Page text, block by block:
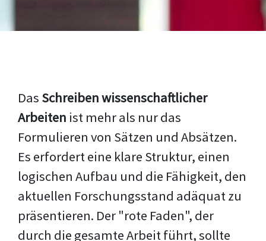
Das Schreiben wissenschaftlicher
Arbeiten ist mehr als nur das
Formulieren von Sätzen und Absätzen.
Es erfordert eine klare Struktur, einen
logischen Aufbau und die Fähigkeit, den
aktuellen Forschungsstand adäquat zu
präsentieren. Der "rote Faden", der
durch die gesamte Arbeit führt, sollte